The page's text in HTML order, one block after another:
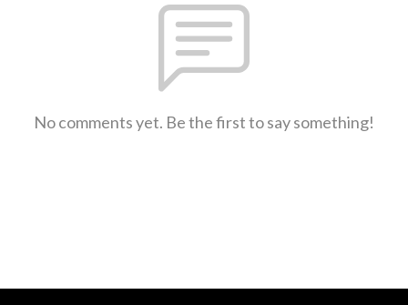
No comments yet. Be the first to say something!